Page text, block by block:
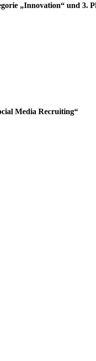
„Innovation“ und 3.
Media Recruiting“